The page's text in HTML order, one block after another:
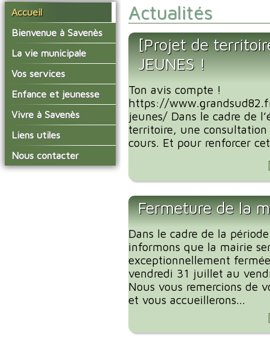
Accueil
Bienvenue à Savenès
Situer Savenès
Savenès en chiffre
L'histoire du village
Actualités de Savenès
sur ladepeche.fr
La vie municipale
Vos élus
Les compte-rendus du
conseil municipal
Les commissions
Les diverses
délégations/syndicats
L'urbanisme
Vos services
La mairie
Le service technique
Les services de l'école
Les installations
municipales
La collecte des ordures
Enfance et jeunesse
L'école primaire
La garderie et la cantine
Le temps périscolaire
La petite enfance
Vivre à Savenès
Agenda Salle des Fetes
Liens utiles
Communauté de
Communes Grand Sud
Tarn et Garonne
Nous contacter
Actualités
[Projet de
JEUNES !
Ton avis compte !
https://
jeunes/ Dans le cadre de
territoire, une
cours. Et pour renforcer
Fermeture de la
Dans le cadre de la
informons que la mairie
exceptionnellement
vendredi 31 juillet au
Nous vous remercions de
et vous accueillerons...